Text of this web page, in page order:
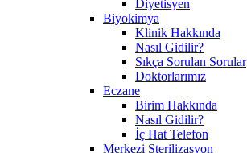
Diyetisyen
Biyokimya
Klinik Hakkında
Nasıl Gidilir?
Sıkça Sorulan Sorular
Doktorlarımız
Eczane
Birim Hakkında
Nasıl Gidilir?
İç Hat Telefon
Merkezi Sterilizasyon